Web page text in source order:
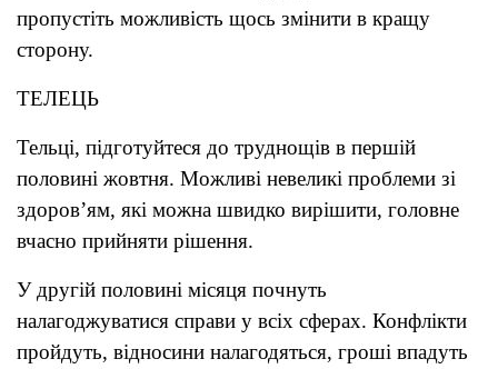
пропустіть можливість щось змінити в кращу
сторону.
ТЕЛЕЦЬ
Тельці, підготуйтеся до труднощів в першій
половині жовтня. Можливі невеликі проблеми зі
здоров’ям, які можна швидко вирішити, головне
вчасно прийняти рішення.
У другій половині місяця почнуть
налагоджуватися справи у всіх сферах. Конфлікти
пройдуть, відносини налагодяться, гроші впадуть